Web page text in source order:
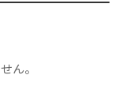
ん。